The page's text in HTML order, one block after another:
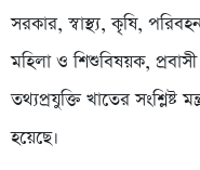
সরকার, স্বাস্থ্য, কৃষি,
মহিলা ও শিশুবিষয়ক,
তথ্যপ্রযুক্তি খাতের
হয়েছে।